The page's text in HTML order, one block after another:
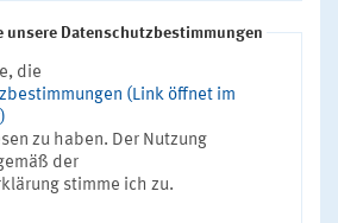
unsere Datenschutzbestimmungen
die
(Link öffnet im
zu haben. Der Nutzung
der
stimme ich zu.